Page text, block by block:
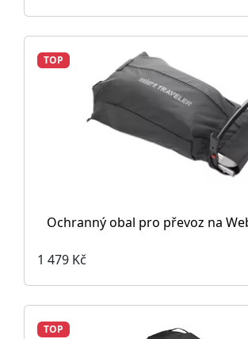
TOP
Ochranný obal pro převoz na
1 479 Kč
TOP